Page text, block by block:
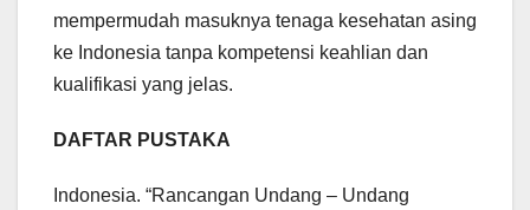
mempermudah masuknya tenaga kesehatan asing
ke Indonesia tanpa kompetensi keahlian dan
kualifikasi yang jelas.
DAFTAR PUSTAKA
Indonesia. “Rancangan Undang – Undang